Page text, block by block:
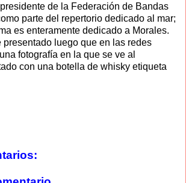
de la Federación de Bandas
parte del repertorio dedicado al mar;
es enteramente dedicado a Morales.
presentado luego que en las redes
fotografía en la que se ve al
con una botella de whisky etiqueta